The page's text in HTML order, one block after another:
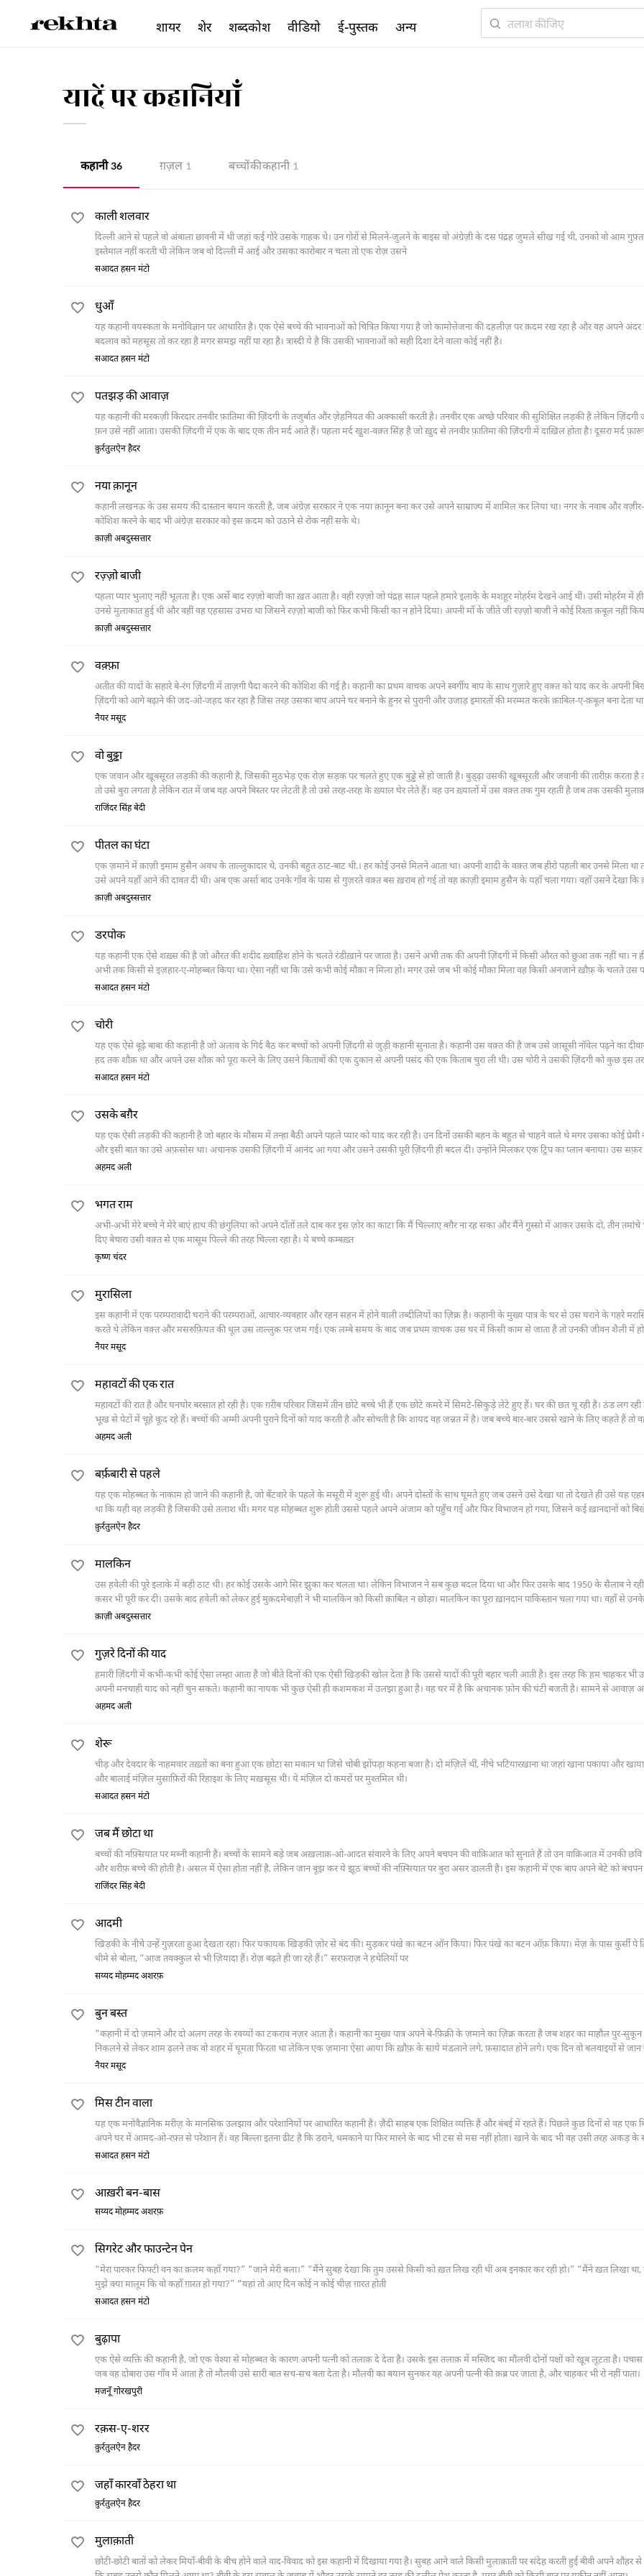
यादें पर कहानियाँ
कहानी 36 ग़ज़ल 1 बच्चों की कहानी 1
काली शलवार
दिल्ली आने से पहले वो अंबाला छावनी में थी जहां कई गोरे उसके गाहक थे। उन गोरों से मिलने-जुलने के बाइस वो अंग्रेज़ी के दस पंद्रह जुमले सीख गई थी, उनको वो आम
इस्तेमाल नहीं करती थी लेकिन जब वो दिल्ली में आई और उसका कारोबार न चला तो एक रोज़ उसने
सआदत हसन मंटो
धुआँ
यह कहानी वयस्कता के मनोविज्ञान पर आधारित है। एक ऐसे बच्चे की भावनाओं को चित्रित किया गया है जो कामोत्तेजना की दहलीज़ पर क़दम रख रहा है और वह अपने अंदर
सआदत हसन मंटो
पतझड़ की आवाज़
यह कहानी की मरकज़ी किरदार तनवीर फ़ातिमा की ज़िंदगी के तजुर्बात और ज़ेहनियत की अक्कासी करती है। तनवीर एक अच्छे परिवार की सुशिक्षित लड़की है लेकिन ज़िंदगी
फ़न उसे नहीं आता। उसकी ज़िंदगी में एक के बाद एक तीन मर्द आते हैं। पहला मर्द खु़श-वक़्त सिंह है जो ख़ुद से तनवीर फ़ातिमा की ज़िंदगी में दाख़िल होता है। दूसरा मर्द
खु़श-वक़्त सिंह के दोस्त की हैसियत से उससे परिचित होता है और फिर वही उसका सब कुछ बन जाता है। इसी तरह तीसरा मर्द वक़ार हुसैन है जो फ़ारूक़ का दोस्त बनकर
क़ुर्रतुलऐन हैदर
नया क़ानून
कहानी लखनऊ के उस समय की दास्तान बयान करती है, जब अंग्रेज़ सरकार ने एक नया क़ानून बना कर उसे अपने साम्राज्य में शामिल कर लिया था। नगर के नवाब और
कोशिश करने के बाद भी अंग्रेज़ सरकार को इस क़दम को उठाने से रोक नहीं सके थे।
क़ाज़ी अबदुस्सत्तार
रज़्ज़ो बाजी
पहला प्यार भुलाए नहीं भूलता है। एक अर्से बाद रज़्ज़ो बाजी का ख़त आता है। वही रज़्ज़ो जो पंद्रह साल पहले हमारे इलाके़ के मशहूर मोहर्रम देखने आई थीं। उसी मोहर्रम में
उनसे मुलाकात हुई थी और वहीं वह एहसास उभरा था जिसने रज़्ज़ो बाजी को फिर कभी किसी का न होने दिया। अपनी माँ के जीते जी रज़्ज़ो बाजी ने कोई रिश्ता क़बूल नहीं
जब माँ मर गई और बाप पर फ़ालिज गिर गया तो रज़्ज़ो बाजी ने एक रिश्ता क़बूल कर लिया। लेकिन शादी से कुछ अर्से पहले ही उन पर जिन्नात आने लगे और शादी टूट गई। इसके
क़ाज़ी अबदुस्सत्तार
वक़्फ़ा
अतीत की यादों के सहारे बे-रंग ज़िंदगी में ताज़गी पैदा करने की कोशिश की गई है। कहानी का प्रथम वाचक अपने स्वर्गीय बाप के साथ गुज़ारे हुए वक़्त को याद कर के अपनी
ज़िंदगी को आगे बढ़ाने की जद-ओ-जहद कर रहा है जिस तरह उसका बाप अपने घर बनाने के हुनर से पुरानी और उजाड़ इमारतों की मरम्मत करके क़ाबिल-ए-क़बूल बना देता
मसऊद की दूसरी कहानियों की तरह इसमें भी ख़ानदानी निशान और ऐसी विशेष चीज़ों का ज़िक्र है जो किसी की शनाख़्त बरक़रार रखती हैं।
नैयर मसूद
वो बुढ्ढा
एक जवान और खू़बसूरत लड़की की कहानी है, जिसकी मुठभेड़ एक रोज़ सड़क पर चलते हुए एक बुड्ढे से हो जाती है। बुड्ढ़ा उसकी खू़बसूरती और जवानी की तारीफ़ करता है
तो उसे बुरा लगता है लेकिन रात में जब वह अपने बिस्तर पर लेटती है तो उसे तरह-तरह के ख़्याल घेर लेते हैं। वह उन ख़्यालों में उस वक़्त तक गुम रहती है जब तक उसकी
होने वाले शौहर से नहीं हो जाती।
राजिंदर सिंह बेदी
पीतल का घंटा
एक ज़माने में क़ाज़ी इमाम हुसैन अवध के ताल्लुकादार थे, उनकी बहुत ठाट-बाट थी.। हर कोई उनसे मिलने आता था। अपनी शादी के वक़्त जब हीरो पहली बार उनसे मिला था
उसे अपने यहाँ आने की दावत दी थी। अब एक अर्सा बाद उनके गाँव के पास से गुज़रते वक़्त बस ख़राब हो गई तो वह क़ाज़ी इमाम हुसैन के यहाँ चला गया। वहाँ उसने देखा कि
साहब का तो हुलिया ही बदला हुआ है। कहाँ वह ठाट-बाट और कहाँ अब पैवंद लगे कपड़े पहने हैं। क़ाज़ी साहब के यहाँ इस समय इतनी गु़रबत है कि उन्हें मेहमान की मेहमान-
क़ाज़ी अबदुस्सत्तार
डरपोक
यह कहानी एक ऐसे शख़्स की है जो औरत की शदीद ख़्वाहिश होने के चलते रंडीख़ाने पर जाता है। उसने अभी तक की अपनी ज़िंदगी में किसी औरत को छुआ तक नहीं था। न
अभी तक किसी से इज़हार-ए-मोहब्बत किया था। ऐसा नहीं था कि उसे कभी कोई मौक़ा न मिला हो। मगर उसे जब भी कोई मौक़ा मिला वह किसी अनजाने ख़ौफ़़ के चलते उस
न कर सका। मगर पिछले कुछ दिनों से उसे औरत की बेहद ख़्वाहिश हो रही थी। इसलिए वह उस जगह तक चला आया था। रंडीख़ाना उससे एक गली दूर था, पर पता नहीं किस
सआदत हसन मंटो
चोरी
यह एक ऐसे बूढ़े बाबा की कहानी है जो अलाव के गिर्द बैठ कर बच्चों को अपनी ज़िंदगी से जुड़ी कहानी सुनाता है। कहानी उस वक़्त की है जब उसे जासूसी नॉवेल पढ़ने का
हद तक शौक़ था और अपने उस शौक़ को पूरा करने के लिए उसने किताबों की एक दुकान से अपनी पसंद की एक किताब चुरा ली थी। उस चोरी ने उसकी ज़िंदगी को कुछ इस
कि वह सारी उम्र के लिए चोर बन गया।
सआदत हसन मंटो
उसके बग़ैर
यह एक ऐसी लड़की की कहानी है जो बहार के मौसम में तन्हा बैठी अपने पहले प्यार को याद कर रही है। उन दिनों उसकी बहन के बहुत से चाहने वाले थे मगर उसका कोई प्रेमी
और इसी बात का उसे अफ़सोस था। अचानक उसकी ज़िंदगी में आनंद आ गया और उसने उसकी पूरी ज़िंदगी ही बदल दी। उन्होंने मिलकर एक ट्रिप का प्लान बनाया। उस
दोनों के साथ कुछ ऐसे हादसे हुए जिनकी वजह से वह उस सफ़र को कभी नहीं भूला सकी।
अहमद अली
भगत राम
अभी-अभी मेरे बच्चे ने मेरे बाएं हाथ की छंगुलिया को अपने दाँतों तले दाब कर इस ज़ोर का काटा कि मैं चिल्लाए बग़ैर ना रह सका और मैंने गु़स्सो में आकर उसके दो, तीन
दिए बेचारा उसी वक़्त से एक मासूम पिल्ले की तरह चिल्ला रहा है। ये बच्चे कम्बख़्त
कृष्ण चंदर
मुरासिला
इस कहानी में एक परम्परावादी घराने की परम्पराओं, आचार-व्यवहार और रहन सहन में होने वाली तब्दीलियों का ज़िक्र है। कहानी के मुख्य पात्र के घर से उस घराने के गहरे
करते थे लेकिन वक़्त और मसरुफ़ियत की धूल उस ताल्लुक़ पर जम गई। एक लम्बे समय के बाद जब प्रथम वाचक उस घर में किसी काम से जाता है तो उनकी जीवन शैली में
तब्दीलियों पर हैरान होता है।
नैयर मसूद
महावटों की एक रात
महावटों की रात है और घनघोर बरसात हो रही है। एक ग़रीब परिवार जिसमें तीन छोटे बच्चे भी हैं एक छोटे कमरे में सिमटे-सिकुड़े लेटे हुए हैं। घर की छत चू रही है। ठंड लग
भूख से पेटों में चूहे कूद रहे हैं। बच्चों की अम्मी अपनी पुराने दिनों को याद करती है और सोचती है कि शायद वह जन्नत में है। जब बच्चे बार-बार उससे खाने के लिए कहते हैं तो
बारे में सोचती है और कहती है कि अगर वह होता तो कुछ न कुछ खाने के लिए लाता।
अहमद अली
बर्फ़बारी से पहले
यह एक मोहब्बत के नाकाम हो जाने की कहानी है, जो बँटवारे के पहले के मसूरी में शुरू हुई थी। अपने दोस्तों के साथ घूमते हुए जब उसने उसे देखा था तो देखते ही उसे यह
था कि यही वह लड़की है जिसकी उसे तलाश थी। मगर यह मोहब्बत शुरू होती उससे पहले अपने अंजाम को पहुँच गई और फिर विभाजन हो गया, जिसने कई ख़ानदानों को
और एक बसे-बसाए शहर का पूरा नक्शा ही बदल गया।
क़ुर्रतुलऐन हैदर
मालकिन
उस हवेली की पूरे इलाके में बड़ी ठाट थी। हर कोई उसके आगे सिर झुका कर चलता था। लेकिन विभाजन ने सब कुछ बदल दिया था और फिर उसके बाद 1950 के सैलाब ने
कसर भी पूरी कर दी। उसके बाद हवेली को लेकर हुई मुक़दमेबाज़ी ने भी मालकिन को किसी क़ाबिल न छोड़ा। मालकिन का पूरा ख़ानदान पाकिस्तान चला गया था। वहाँ से
चचा-ज़ाद भाई ने उन्हें बुलवा भी भेजा था लेकिन मालकिन ने जाने से मना कर दिया। वह अपना सारा काम चौधरी गुलाब से करा लिया करती थीं। बदलते वक़्त के साथ ऐसा समय
क़ाज़ी अबदुस्सत्तार
गुज़रे दिनों की याद
हमारी ज़िंदगी में कभी-कभी कोई ऐसा लम्हा आता है जो बीते दिनों की एक ऐसी खिड़की खोल देता है कि उससे यादों की पूरी बहार चली आती है। इस तरह कि हम चाहकर भी
अपनी मनचाही याद को नहीं चुन सकते। कहानी का नायक भी कुछ ऐसी ही कशमकश में उलझा हुआ है। वह घर में है कि अचानक फ़ोन की घंटी बजती है। सामने से आवाज़
वह बताये कि यह आवाज़ किसकी है? नायक अपनी याददाश्त के अनुसार ढेर सारी लड़कियों के नाम लेता है लेकिन उस लड़की का नाम नहीं बता पाता जो उससे बात कर रही है।
अहमद अली
शेरू
चीड़ और देवदार के नाहमवार तख़्तों का बना हुआ एक छोटा सा मकान था जिसे चोबी झोंपड़ा कहना बजा है। दो मंज़िलें थीं, नीचे भटियारख़ाना था जहां खाना पकाया और खाया
और बालाई मंज़िल मुसाफ़िरों की रिहाइश के लिए मख़सूस थी। ये मंज़िल दो कमरों पर मुश्तमिल थी।
सआदत हसन मंटो
जब मैं छोटा था
बच्चों की नफ़्सियात पर मब्नी कहानी है। बच्चों के सामने बड़े जब अख़लाक़-ओ-आदत संवारने के लिए अपने बचपन की वाक़िआत को सुनाते हैं तो उन वाक़िआत में उनकी
और शरीफ़ बच्चे की होती है। असल में ऐसा होता नहीं है, लेकिन जान बूझ कर ये झूठ बच्चों की नफ़्सियात पर बुरा असर डालती है। इस कहानी में एक बाप अपने बेटे को बचपन
चोरी की वाक़िआ सुनाता है और बताता है कि उसने दादी के सामने क़बूल कर लिया था और दादी ने माफ़ कर दिया था। लेकिन बच्चा एक दिन जब पैसे उठा कर कुछ सामान
राजिंदर सिंह बेदी
आदमी
खिड़की के नीचे उन्हें गुज़रता हुआ देखता रहा। फिर यकायक खिड़की ज़ोर से बंद की। मुड़कर पंखे का बटन ऑन किया। फिर पंखे का बटन ऑफ़ किया। मेज़ के पास कुर्सी पे
धीमे से बोला, “आज तवक्कुल से भी ज़ियादा हैं। रोज़ बढ़ते ही जा रहे हैं।” सरफ़राज़ ने हथेलियों पर
सय्यद मोहम्मद अशरफ़
बुन बस्त
"कहानी में दो ज़माने और दो अलग तरह के रवय्यों का टकराव नज़र आता है। कहानी का मुख्य पात्र अपने बे-फ़िक्री के ज़माने का ज़िक्र करता है जब शहर का माहौल पुर-सुकून
निकलने से लेकर शाम ढ़लने तक वो शहर में घूमता फिरता था लेकिन एक ज़माना ऐसा आया कि ख़ौफ़ के साये मंडलाने लगे, फ़सादात होने लगे। एक दिन वो बलवाइयों से जान
भागता हुआ एक तंग गली के तंग मकान में दाख़िल होता है तो उसे वो मकान पुर-असरार और उसमें मौजूद औरत खौफ़ज़दा मालूम होती है, इसके बावजूद उसके खाने पीने का
नैयर मसूद
मिस टीन वाला
यह एक मनोवैज्ञानिक मरीज़़ के मानसिक उलझाव और परेशानियों पर आधारित कहानी है। ज़ैदी साहब एक शिक्षित व्यक्ति हैं और बंबई में रहते हैं। पिछले कुछ दिनों से वह एक
अपने घर में आमद-ओ-रफ़्त से परेशान हैं। वह बिल्ला इतना ढीट है कि डराने, धमकाने या फिर मारने के बाद भी टस से मस नहीं होता। खाने के बाद भी वह उसी तरह अकड़ के
साहब को घूरता हुआ घर से बाहर चला जाता है। उसके इस रवय्ये से ज़ैदी साहब इतने परेशान होते हैं कि वह दोस्त लेखक से मिलने चले आते हैं। वह अपने दोस्त की अपनी
सआदत हसन मंटो
आख़री बन-बास
सय्यद मोहम्मद अशरफ़
सिगरेट और फाउन्टेन पेन
“मेरा पारकर फिफ्टी वन का क़लम कहाँ गया?” “जाने मेरी बला।” “मैंने सुबह देखा कि तुम उससे किसी को ख़त लिख रही थीं अब इनकार कर रही हो।” “मैंने ख़त लिखा था, मगर अब
मुझे क्या मालूम कि वो कहाँ ग़ारत हो गया?” “यहां तो आए दिन कोई न कोई चीज़ ग़ारत होती
सआदत हसन मंटो
बुढ़ापा
एक ऐसे व्यक्ति की कहानी है, जो एक वेश्या से मोहब्बत के कारण अपनी पत्नी को तलाक़ दे देता है। उसके इस तलाक़ में मस्जिद का मौलवी दोनों पक्षों को खू़ब लूटता है।
जब वह दोबारा उस गाँव में आता है तो मौलवी उसे सारी बात सच-सच बता देता है। मौलवी का बयान सुनकर वह अपनी पत्नी की क़ब्र पर जाता है, और चाहकर भी रो नहीं पाता।
मजनूँ गोरखपुरी
रक़स-ए-शरर
क़ुर्रतुलऐन हैदर
जहाँ कारवाँ ठेहरा था
क़ुर्रतुलऐन हैदर
मुलाक़ाती
छोटी-छोटी बातों को लेकर मियाँ-बीवी के बीच होने वाले वाद-विवाद को इस कहानी में दिखाया गया है। सुबह आने वाले किसी मुलाक़ाती पर संदेह करती हुई बीवी अपने शौहर
शायर शेर शब्दकोश वीडियो ई-पुस्तक अन्य